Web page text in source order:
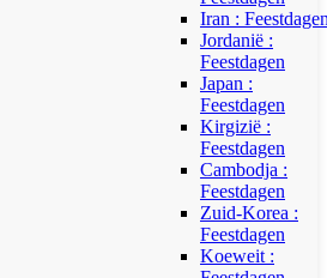
Iran :
Jordanië :
Feestdagen
Japan :
Feestdagen
Kirgizië :
Feestdagen
Cambodja :
Feestdagen
Zuid-Korea :
Feestdagen
Koeweit :